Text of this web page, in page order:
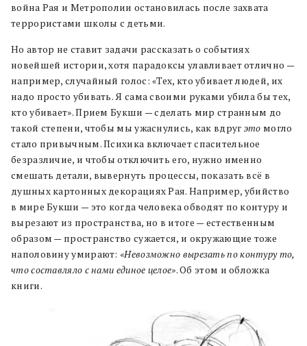
война Рая и Метрополии остановилась после захвата
террористами школы с детьми.
Но автор не ставит задачи рассказать о событиях
новейшей истории, хотя парадоксы улавливает отлично —
например, случайный голос: «Тех, кто убивает людей, их
надо просто убивать. Я сама своими руками убила бы тех,
кто убивает». Прием Букши — сделать мир странным до
такой степени, чтобы мы ужаснулись, как вдруг это могло
стало привычным. Психика включает спасительное
безразличие, и чтобы отключить его, нужно именно
смешать детали, вывернуть процессы, показать всё в
душных картонных декорациях Рая. Например, убийство
в мире Букши — это когда человека обводят по контуру и
вырезают из пространства, но в итоге — естественным
образом — пространство сужается, и окружающие тоже
наполовину умирают: «Невозможно вырезать по контуру то,
что составляло с нами единое целое». Об этом и обложка
книги.